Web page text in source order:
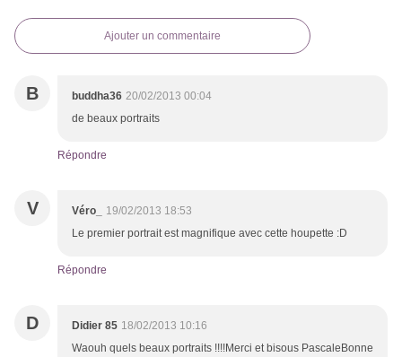
Ajouter un commentaire
B buddha36 20/02/2013 00:04
de beaux portraits
Répondre
V Véro_
19/02/2013 18:53
Le premier portrait est magnifique avec cette houpette :D
Répondre
D Didier 85 18/02/2013 10:16
Waouh quels beaux portraits !!!!Merci et bisous PascaleBonne